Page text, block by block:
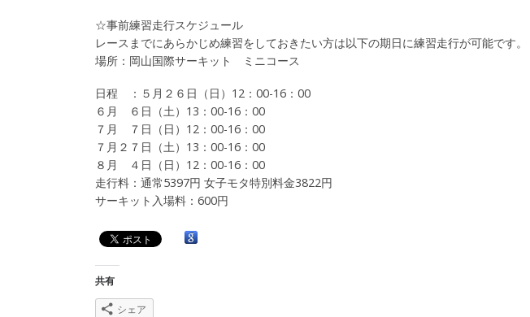
☆事前練習走行スケジュール
レースまでにあらかじめ練習をしておきたい方は以下の期日に練習走行が可能です。
場所：岡山国際サーキット ミニコース
日程 ：５月２６日（日）12：00-16：00
６月 ６日（土）13：00-16：00
７月 ７日（日）12：00-16：00
７月２７日（土）13：00-16：00
８月 ４日（日）12：00-16：00
走行料：通常5397円 女子モタ特別料金3822円
サーキット入場料：600円
共有
シェア